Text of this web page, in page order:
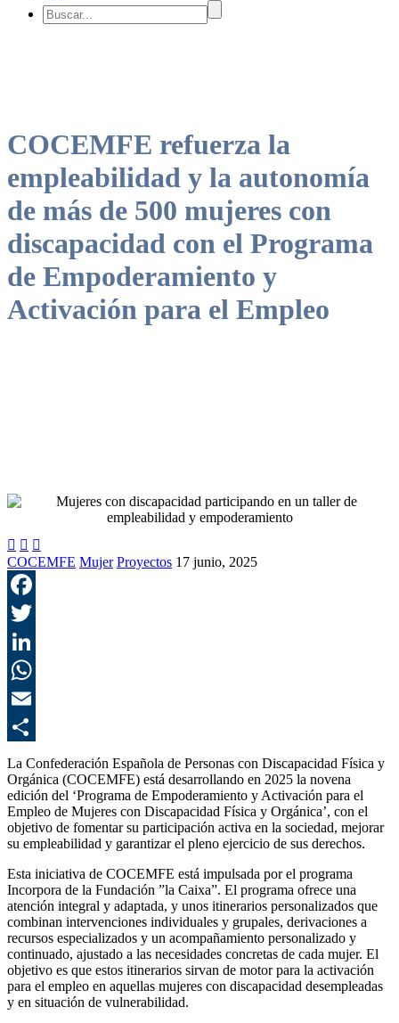
COCEMFE refuerza la
empleabilidad y la autonomía
de más de 500 mujeres con
discapacidad con el Programa
de Empoderamiento y
Activación para el Empleo
  
COCEMFE Mujer Proyectos 17 junio, 2025
La Confederación Española de Personas con Discapacidad Física y
Orgánica (COCEMFE) está desarrollando en 2025 la novena
edición del ‘Programa de Empoderamiento y Activación para el
Empleo de Mujeres con Discapacidad Física y Orgánica’, con el
objetivo de fomentar su participación activa en la sociedad, mejorar
su empleabilidad y garantizar el pleno ejercicio de sus derechos.
Esta iniciativa de COCEMFE está impulsada por el programa
Incorpora de la Fundación ”la Caixa”. El programa ofrece una
atención integral y adaptada, y unos itinerarios personalizados que
combinan intervenciones individuales y grupales, derivaciones a
recursos especializados y un acompañamiento personalizado y
continuado, ajustado a las necesidades concretas de cada mujer. El
objetivo es que estos itinerarios sirvan de motor para la activación
para el empleo en aquellas mujeres con discapacidad desempleadas
y en situación de vulnerabilidad.